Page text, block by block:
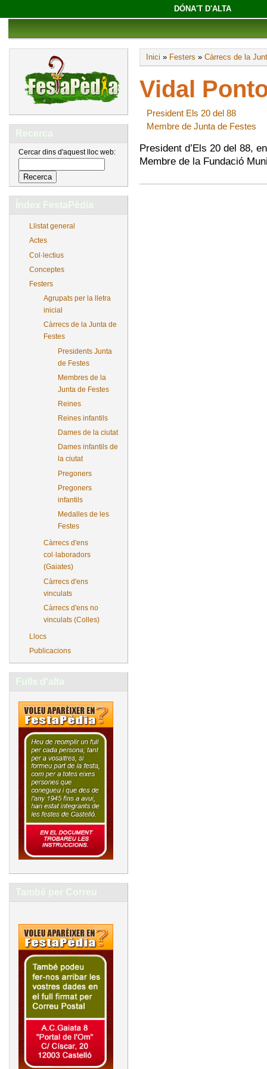
DÓNA'T D'ALTA
Recerca
Cercar dins d'aquest lloc web:
Índex FestaPèdia
Llistat general
Actes
Col·lectius
Conceptes
Festers
Agrupats per la lletra
inicial
Càrrecs de la Junta de
Festes
Presidents Junta
de Festes
Membres de la
Junta de Festes
Reines
Reines infantils
Dames de la ciutat
Dames infantils de
la ciutat
Pregoners
Pregoners
infantils
Medalles de les
Festes
Càrrecs d'ens
col·laboradors
(Gaiates)
Càrrecs d'ens
vinculats
Càrrecs d'ens no
vinculats (Colles)
Llocs
Publicacions
Fulls d'alta
També per Correu
Inici » Festers » Càrrecs de la
Vidal
President Els 20 del 88
Membre de Junta de Festes
President d’Els 20 del 88,
Membre de la Fundació